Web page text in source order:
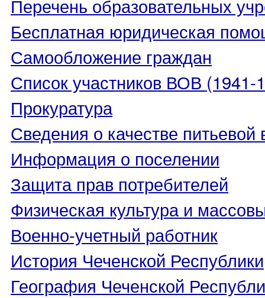
Перечень образовательных
Бесплатная юридическая
Самообложение граждан
Список участников ВОВ (1941-
Прокуратура
Сведения о качестве питьевой
Информация о поселении
Защита прав потребителей
Физическая культура и
Военно-учетный работник
История Чеченской Республики
География Чеченской